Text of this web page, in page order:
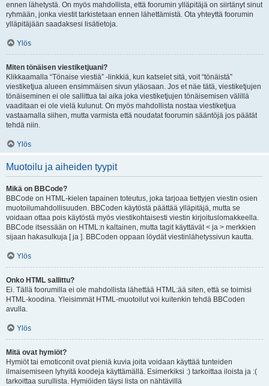
ennen lähetystä. On myös mahdollista, että foorumin ylläpitäjä on siirtänyt sinut
ryhmään, jonka viestit tarkistetaan ennen lähettämistä. Ota yhteyttä foorumin
ylläpitäjään saadaksesi lisätietoja.
Ylös
Miten tönäisen viestiketjuani?
Klikkaamalla “Tönaise viestiä” -linkkiä, kun katselet sitä, voit “tönäistä”
viestiketjua alueen ensimmäisen sivun yläosaan. Jos et näe tätä, viestiketjujen
tönäiseminen ei ole sallittua tai aika joka viestiketjujen tönäisemisen välillä
vaaditaan ei ole vielä kulunut. On myös mahdollista nostaa viestiketjua
vastaamalla siihen, mutta varmista että noudatat foorumin sääntöjä jos päätät
tehdä niin.
Ylös
Muotoilu ja aiheiden tyypit
Mikä on BBCode?
BBCode on HTML-kielen tapainen toteutus, joka tarjoaa tiettyjen viestin osien
muotoilumahdollisuuden. BBCoden käytöstä päättää ylläpitäjä, mutta se
voidaan ottaa pois käytöstä myös viestikohtaisesti viestin kirjoituslomakkeella.
BBCode itsessään on HTML:n kaltainen, mutta tagit käyttävät < ja > merkkien
sijaan hakasulkuja [ ja ]. BBCoden oppaan löydät viestinlähetyssivun kautta.
Ylös
Onko HTML sallittu?
Ei. Tällä foorumilla ei ole mahdollista lähettää HTML:ää siten, että se toimisi
HTML-koodina. Yleisimmät HTML-muotoilut voi kuitenkin tehdä BBCoden
avulla.
Ylös
Mitä ovat hymiöt?
Hymiöt tai emoticonit ovat pieniä kuvia joita voidaan käyttää tunteiden
ilmaisemiseen lyhyitä koodeja käyttämällä. Esimerkiksi :) tarkoittaa iloista ja :(
tarkoittaa surullista. Hymiöiden täysi lista on nähtävillä